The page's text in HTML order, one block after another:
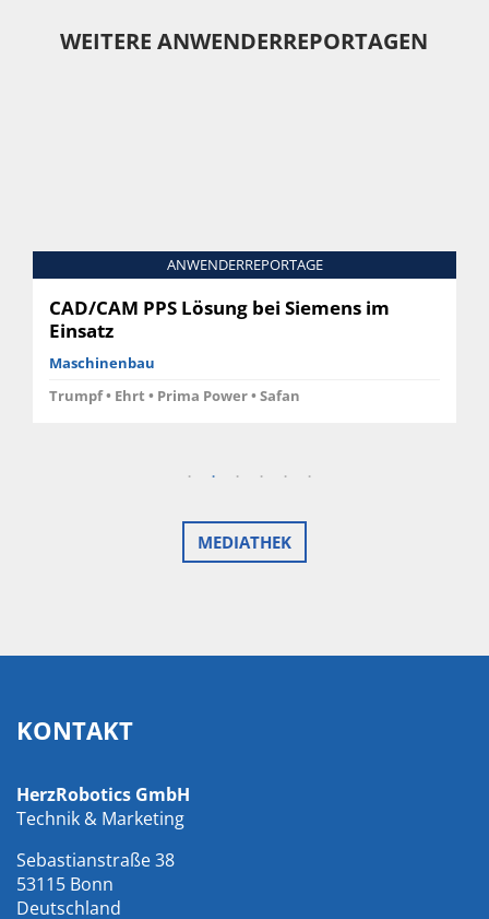
WEITERE ANWENDERREPORTAGEN
ANWENDERREPORTAGE
CAD/CAM PPS Lösung bei Siemens im
Einsatz
Maschinenbau
Trumpf • Ehrt • Prima Power • Safan
MEDIATHEK
KONTAKT
HerzRobotics GmbH
Technik & Marketing
Sebastianstraße 38
53115 Bonn
Deutschland